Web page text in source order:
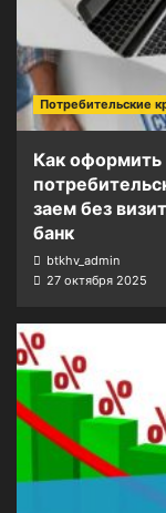
Потребительские
Как оформить
заем без
банк
btkhv_admin
27 октября 2025